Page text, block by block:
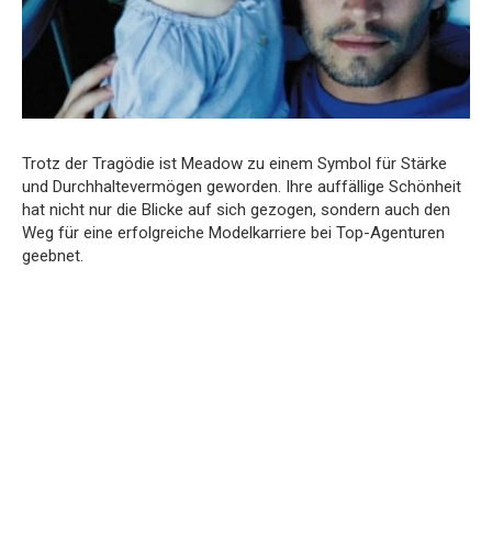
Trotz der Tragödie ist Meadow zu einem Symbol für Stärke
und Durchhaltevermögen geworden. Ihre auffällige Schönheit
hat nicht nur die Blicke auf sich gezogen, sondern auch den
Weg für eine erfolgreiche Modelkarriere bei Top-Agenturen
geebnet.